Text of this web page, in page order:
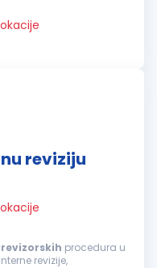
reviziju
revizorskih procedura u
revizije,